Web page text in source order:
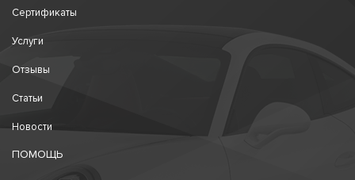
Сертификаты
Услуги
Отзывы
Статьи
Новости
ПОМОЩЬ